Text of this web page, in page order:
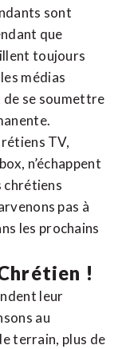
sont
que
toujours
médias
se soumettre
TV,
n’échappent
chrétiens
pas à
les prochains
!
leur
au
terrain, plus de